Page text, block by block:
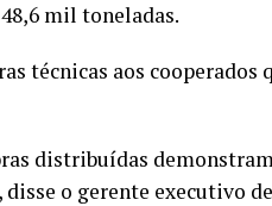
mil toneladas.
técnicas aos cooperados
distribuídas
o gerente executivo